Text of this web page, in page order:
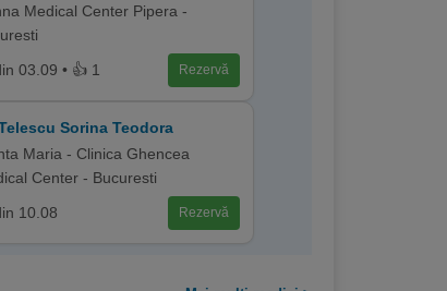
Medical Center Pipera -
03.09 • 👍 1 Rezervă
Sorina Teodora
Maria - Clinica Ghencea
Center - Bucuresti
10.08 Rezervă